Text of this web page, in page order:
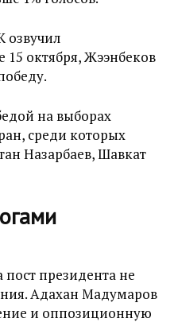
озвучил
октября, Жээнбеков
на выборах
среди которых
Назарбаев, Шавкат
президента не
Адахан Мадумаров
и оппозиционную